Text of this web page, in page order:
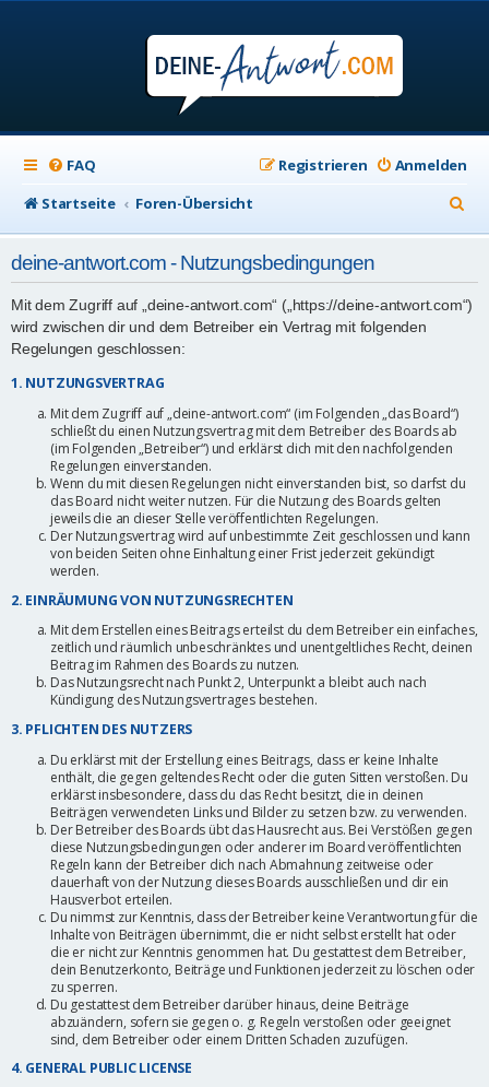
FAQ Anmelden
Registrieren
Startseite
Foren-Übersicht
u
h
deine-antwort.com - Nutzungsbedingungen
Mit dem Zugriff auf „deine-antwort.com“ („https://deine-antwort.com“)
wird zwischen dir und dem Betreiber ein Vertrag mit folgenden
Regelungen geschlossen:
1. NUTZUNGSVERTRAG
Mit dem Zugriff auf „deine-antwort.com“ (im Folgenden „das Board“)
schließt du einen Nutzungsvertrag mit dem Betreiber des Boards ab
(im Folgenden „Betreiber“) und erklärst dich mit den nachfolgenden
Regelungen einverstanden.
Wenn du mit diesen Regelungen nicht einverstanden bist, so darfst du
das Board nicht weiter nutzen. Für die Nutzung des Boards gelten
jeweils die an dieser Stelle veröffentlichten Regelungen.
Der Nutzungsvertrag wird auf unbestimmte Zeit geschlossen und kann
von beiden Seiten ohne Einhaltung einer Frist jederzeit gekündigt
werden.
2. EINRÄUMUNG VON NUTZUNGSRECHTEN
Mit dem Erstellen eines Beitrags erteilst du dem Betreiber ein einfaches,
zeitlich und räumlich unbeschränktes und unentgeltliches Recht, deinen
Beitrag im Rahmen des Boards zu nutzen.
Das Nutzungsrecht nach Punkt 2, Unterpunkt a bleibt auch nach
Kündigung des Nutzungsvertrages bestehen.
3. PFLICHTEN DES NUTZERS
Du erklärst mit der Erstellung eines Beitrags, dass er keine Inhalte
enthält, die gegen geltendes Recht oder die guten Sitten verstoßen. Du
erklärst insbesondere, dass du das Recht besitzt, die in deinen
Beiträgen verwendeten Links und Bilder zu setzen bzw. zu verwenden.
Der Betreiber des Boards übt das Hausrecht aus. Bei Verstößen gegen
diese Nutzungsbedingungen oder anderer im Board veröffentlichten
Regeln kann der Betreiber dich nach Abmahnung zeitweise oder
dauerhaft von der Nutzung dieses Boards ausschließen und dir ein
Hausverbot erteilen.
Du nimmst zur Kenntnis, dass der Betreiber keine Verantwortung für die
Inhalte von Beiträgen übernimmt, die er nicht selbst erstellt hat oder
die er nicht zur Kenntnis genommen hat. Du gestattest dem Betreiber,
dein Benutzerkonto, Beiträge und Funktionen jederzeit zu löschen oder
zu sperren.
Du gestattest dem Betreiber darüber hinaus, deine Beiträge
abzuändern, sofern sie gegen o. g. Regeln verstoßen oder geeignet
sind, dem Betreiber oder einem Dritten Schaden zuzufügen.
4. GENERAL PUBLIC LICENSE